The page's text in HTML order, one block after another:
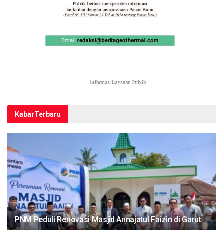
KabarTerbaru
PNM Peduli Renovasi Masjid Annajatul Faizin di Garut